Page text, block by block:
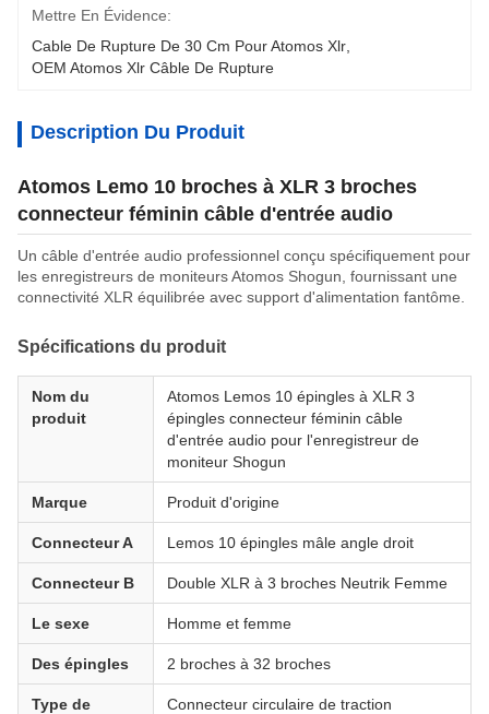
Mettre En Évidence:
Cable De Rupture De 30 Cm Pour Atomos Xlr
OEM Atomos Xlr Câble De Rupture
Description Du Produit
Atomos Lemo 10 broches à XLR 3 broches
connecteur féminin câble d'entrée audio
Un câble d'entrée audio professionnel conçu spécifiquement pour
les enregistreurs de moniteurs Atomos Shogun, fournissant une
connectivité XLR équilibrée avec support d'alimentation fantôme.
Spécifications du produit
Nom du
produit
Atomos Lemos 10 épingles à XLR 3
épingles connecteur féminin câble
d'entrée audio pour l'enregistreur de
moniteur Shogun
Marque Produit d'origine
Connecteur A Lemos 10 épingles mâle angle droit
Connecteur B Double XLR à 3 broches Neutrik Femme
Le sexe Homme et femme
Des épingles 2 broches à 32 broches
Type de
Connecteur circulaire de traction